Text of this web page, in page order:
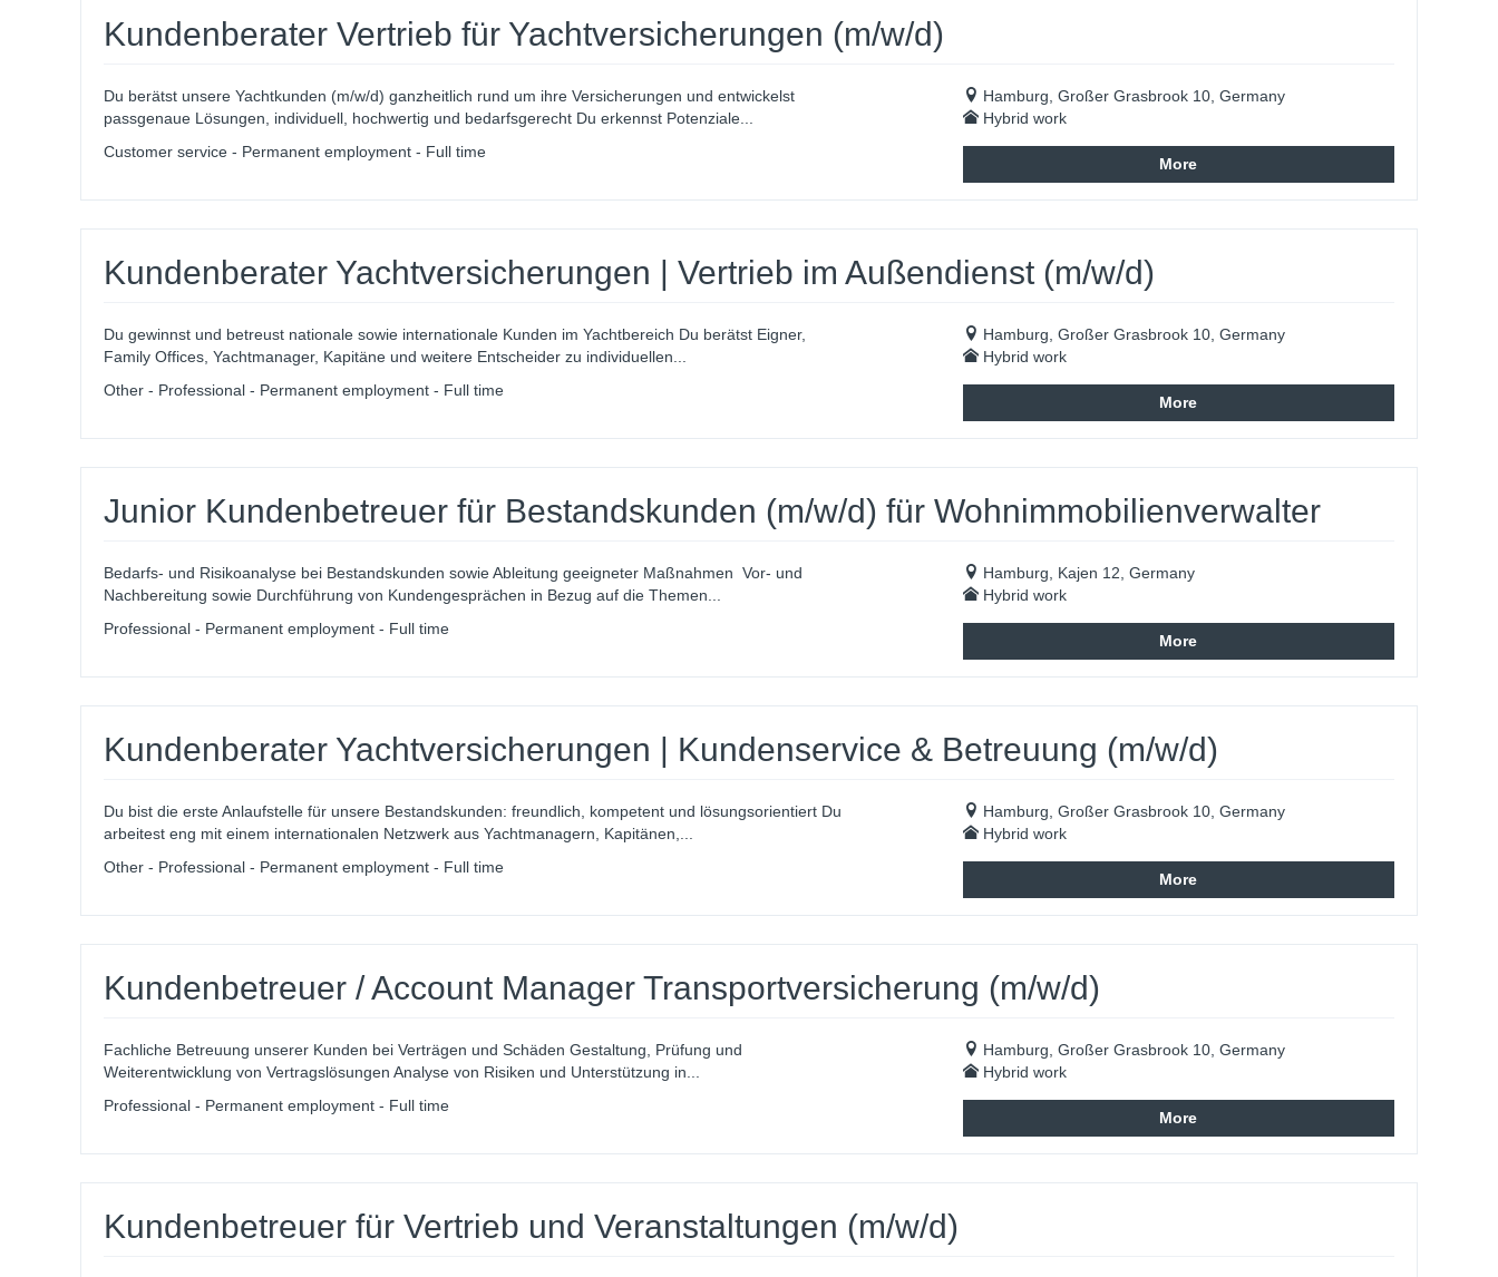
Kundenberater Vertrieb für Yachtversicherungen (m/w/d)
Du berätst unsere Yachtkunden (m/w/d) ganzheitlich rund um ihre Versicherungen und entwickelst
passgenaue Lösungen, individuell, hochwertig und bedarfsgerecht Du erkennst Potenziale...
Customer service - Permanent employment - Full time
Hamburg, Großer Grasbrook 10, Germany
Hybrid work
More
Kundenberater Yachtversicherungen | Vertrieb im Außendienst (m/w/d)
Du gewinnst und betreust nationale sowie internationale Kunden im Yachtbereich Du berätst Eigner,
Family Offices, Yachtmanager, Kapitäne und weitere Entscheider zu individuellen...
Other - Professional - Permanent employment - Full time
Hamburg, Großer Grasbrook 10, Germany
Hybrid work
More
Junior Kundenbetreuer für Bestandskunden (m/w/d) für Wohnimmobilienverwalter
Bedarfs- und Risikoanalyse bei Bestandskunden sowie Ableitung geeigneter Maßnahmen Vor- und
Nachbereitung sowie Durchführung von Kundengesprächen in Bezug auf die Themen...
Professional - Permanent employment - Full time
Hamburg, Kajen 12, Germany
Hybrid work
More
Kundenberater Yachtversicherungen | Kundenservice & Betreuung (m/w/d)
Du bist die erste Anlaufstelle für unsere Bestandskunden: freundlich, kompetent und lösungsorientiert Du
arbeitest eng mit einem internationalen Netzwerk aus Yachtmanagern, Kapitänen,...
Other - Professional - Permanent employment - Full time
Hamburg, Großer Grasbrook 10, Germany
Hybrid work
More
Kundenbetreuer / Account Manager Transportversicherung (m/w/d)
Fachliche Betreuung unserer Kunden bei Verträgen und Schäden Gestaltung, Prüfung und
Weiterentwicklung von Vertragslösungen Analyse von Risiken und Unterstützung in...
Professional - Permanent employment - Full time
Hamburg, Großer Grasbrook 10, Germany
Hybrid work
More
Kundenbetreuer für Vertrieb und Veranstaltungen (m/w/d)